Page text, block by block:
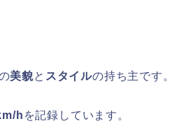
美貌と スタイルの持ち主です。
h を記録しています。